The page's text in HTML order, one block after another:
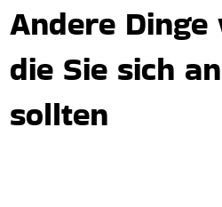
Andere Dinge
die Sie sich
sollten